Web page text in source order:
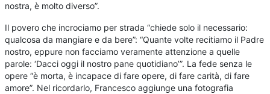
nostra, è molto diverso”.
Il povero che incrociamo per strada “chiede solo il necessario:
qualcosa da mangiare e da bere”: “Quante volte recitiamo il Padre
nostro, eppure non facciamo veramente attenzione a quelle
parole: ‘Dacci oggi il nostro pane quotidiano’”. La fede senza le
opere “è morta, è incapace di fare opere, di fare carità, di fare
amore”. Nel ricordarlo, Francesco aggiunge una fotografia